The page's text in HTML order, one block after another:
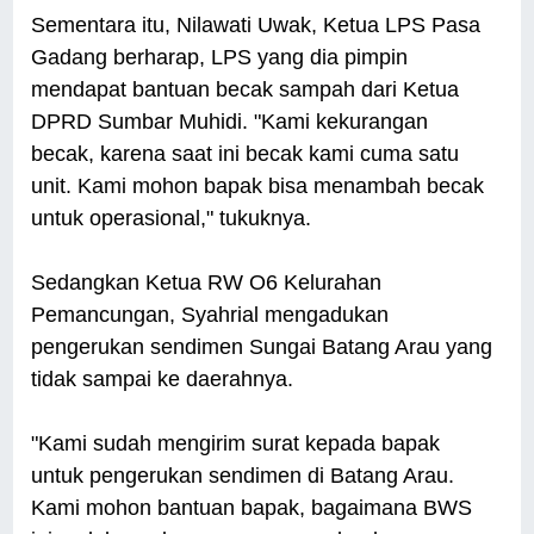
Sementara itu, Nilawati Uwak, Ketua LPS Pasa
Gadang berharap, LPS yang dia pimpin
mendapat bantuan becak sampah dari Ketua
DPRD Sumbar Muhidi. "Kami kekurangan
becak, karena saat ini becak kami cuma satu
unit. Kami mohon bapak bisa menambah becak
untuk operasional," tukuknya.
Sedangkan Ketua RW O6 Kelurahan
Pemancungan, Syahrial mengadukan
pengerukan sendimen Sungai Batang Arau yang
tidak sampai ke daerahnya.
"Kami sudah mengirim surat kepada bapak
untuk pengerukan sendimen di Batang Arau.
Kami mohon bantuan bapak, bagaimana BWS